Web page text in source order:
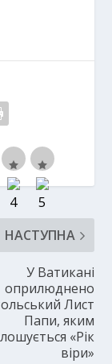
НАСТУПНА
У Ватикані
оприлюднено
Лист
Папи, яким
«Рік
віри»